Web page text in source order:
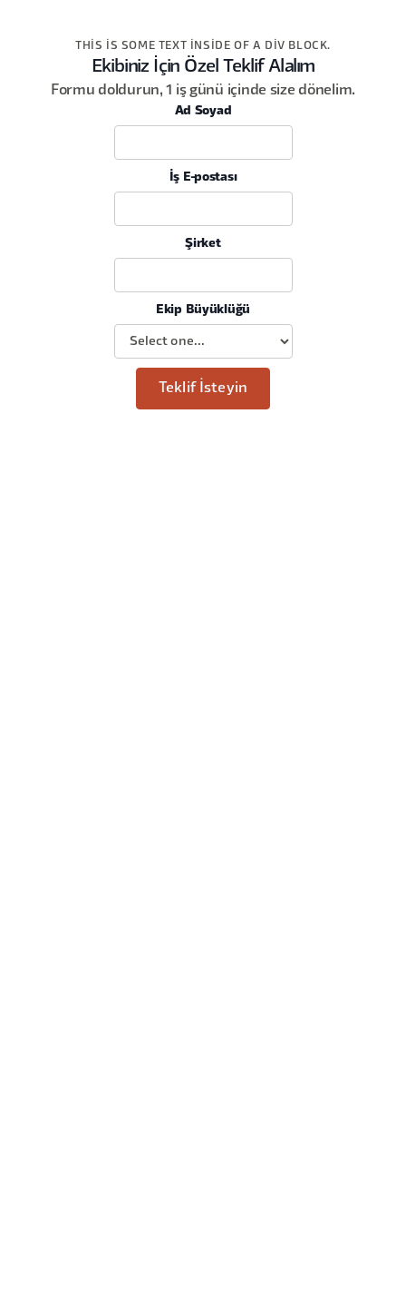
THIS IS SOME TEXT INSIDE OF A DIV BLOCK.
Ekibiniz İçin Özel Teklif Alalım
Formu doldurun, 1 iş günü içinde size dönelim.
Ad Soyad
İş E-postası
Şirket
Ekip Büyüklüğü